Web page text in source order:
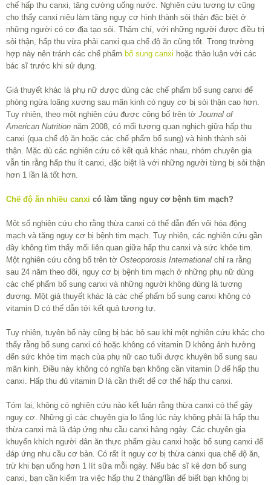
chế hấp thu canxi, tăng cường uống nước. Nghiên cứu tương tự cũng
cho thấy canxi niệu làm tăng nguy cơ hình thành sỏi thận đặc biệt ở
những người có cơ địa tạo sỏi. Thậm chí, với những người được điều trị
sỏi thận, hấp thu vừa phải canxi qua chế độ ăn cũng tốt. Trong trường
hợp này nên tránh các chế phẩm bổ sung canxi hoặc thảo luận với các
bác sĩ trước khi sử dụng.
Giả thuyết khác là phụ nữ được dùng các chế phẩm bổ sung canxi để
phòng ngừa loãng xương sau mãn kinh có nguy cơ bị sỏi thận cao hơn.
Tuy nhiên, theo một nghiên cứu được công bố trên tờ Journal of
American Nutrition năm 2008, có mối tương quan nghịch giữa hấp thu
canxi (qua chế độ ăn hoặc các chế phẩm bổ sung) và hình thành sỏi
thận. Mặc dù các nghiên cứu có kết quả khác nhau, nhóm chuyên gia
vẫn tin rằng hấp thu ít canxi, đặc biệt là với những người từng bị sỏi thận
hơn 1 lần là tốt hơn.
Chế độ ăn nhiều canxi có làm tăng nguy cơ bệnh tim mạch?
Một số nghiên cứu cho rằng thừa canxi có thể dẫn đến vôi hóa động
mạch và tăng nguy cơ bị bệnh tim mạch. Tuy nhiên, các nghiên cứu gần
đây không tìm thấy mối liên quan giữa hấp thu canxi và sức khỏe tim.
Một nghiên cứu công bố trên tờ Osteoporosis International chỉ ra rằng
sau 24 năm theo dõi, nguy cơ bị bệnh tim mạch ở những phụ nữ dùng
các chế phẩm bổ sung canxi và những người không dùng là tương
đương. Một giả thuyết khác là các chế phẩm bổ sung canxi không có
vitamin D có thể dẫn tới kết quả tương tự.
Tuy nhiên, tuyên bố này cũng bị bác bỏ sau khi một nghiên cứu khác cho
thấy rằng bổ sung canxi có hoặc không có vitamin D không ảnh hưởng
đến sức khỏe tim mạch của phụ nữ cao tuổi được khuyên bổ sung sau
mãn kinh. Điều này không có nghĩa bạn không cần vitamin D để hấp thu
canxi. Hấp thu đủ vitamin D là cần thiết để cơ thể hấp thu canxi.
Tóm lại, không có nghiên cứu nào kết luận rằng thừa canxi có thể gây
nguy cơ. Những gì các chuyên gia lo lắng lúc này không phải là hấp thu
thừa canxi mà là đáp ứng nhu cầu canxi hàng ngày. Các chuyên gia
khuyến khích người dân ăn thực phẩm giàu canxi hoặc bổ sung canxi để
đáp ứng nhu cầu cơ bản. Có rất ít nguy cơ bị thừa canxi qua chế độ ăn,
trừ khi bạn uống hơn 1 lít sữa mỗi ngày. Nếu bác sĩ kê đơn bổ sung
canxi, bạn cần kiểm tra việc hấp thu 2 tháng/lần để biết bạn không bị